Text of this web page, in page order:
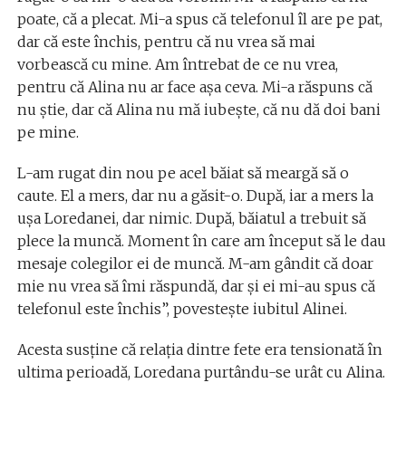
poate, că a plecat. Mi-a spus că telefonul îl are pe pat,
dar că este închis, pentru că nu vrea să mai
vorbească cu mine. Am întrebat de ce nu vrea,
pentru că Alina nu ar face așa ceva. Mi-a răspuns că
nu știe, dar că Alina nu mă iubește, că nu dă doi bani
pe mine.
L-am rugat din nou pe acel băiat să meargă să o
caute. El a mers, dar nu a găsit-o. După, iar a mers la
ușa Loredanei, dar nimic. După, băiatul a trebuit să
plece la muncă. Moment în care am început să le dau
mesaje colegilor ei de muncă. M-am gândit că doar
mie nu vrea să îmi răspundă, dar și ei mi-au spus că
telefonul este închis”, povestește iubitul Alinei.
Acesta susține că relația dintre fete era tensionată în
ultima perioadă, Loredana purtându-se urât cu Alina.